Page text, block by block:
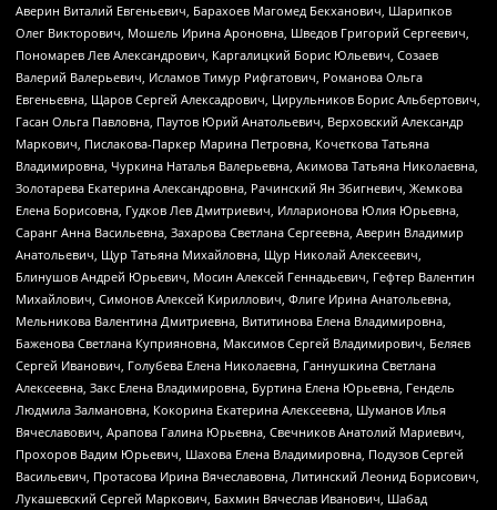
Аверин Виталий Евгеньевич, Барахоев Магомед Бекханович, Шарипков
Олег Викторович, Мошель Ирина Ароновна, Шведов Григорий Сергеевич,
Пономарев Лев Александрович, Каргалицкий Борис Юльевич, Созаев
Валерий Валерьевич, Исламов Тимур Рифгатович, Романова Ольга
Евгеньевна, Щаров Сергей Алексадрович, Цирульников Борис Альбертович,
Гасан Ольга Павловна, Паутов Юрий Анатольевич, Верховский Александр
Маркович, Пислакова-Паркер Марина Петровна, Кочеткова Татьяна
Владимировна, Чуркина Наталья Валерьевна, Акимова Татьяна Николаевна,
Золотарева Екатерина Александровна, Рачинский Ян Збигневич, Жемкова
Елена Борисовна, Гудков Лев Дмитриевич, Илларионова Юлия Юрьевна,
Саранг Анна Васильевна, Захарова Светлана Сергеевна, Аверин Владимир
Анатольевич, Щур Татьяна Михайловна, Щур Николай Алексеевич,
Блинушов Андрей Юрьевич, Мосин Алексей Геннадьевич, Гефтер Валентин
Михайлович, Симонов Алексей Кириллович, Флиге Ирина Анатольевна,
Мельникова Валентина Дмитриевна, Вититинова Елена Владимировна,
Баженова Светлана Куприяновна, Максимов Сергей Владимирович, Беляев
Сергей Иванович, Голубева Елена Николаевна, Ганнушкина Светлана
Алексеевна, Закс Елена Владимировна, Буртина Елена Юрьевна, Гендель
Людмила Залмановна, Кокорина Екатерина Алексеевна, Шуманов Илья
Вячеславович, Арапова Галина Юрьевна, Свечников Анатолий Мариевич,
Прохоров Вадим Юрьевич, Шахова Елена Владимировна, Подузов Сергей
Васильевич, Протасова Ирина Вячеславовна, Литинский Леонид Борисович,
Лукашевский Сергей Маркович, Бахмин Вячеслав Иванович, Шабад